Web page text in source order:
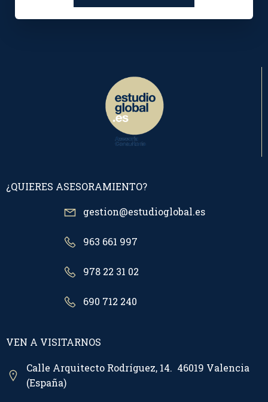
¿QUIERES ASESORAMIENTO?
gestion@estudioglobal.es
963 661 997
978 22 31 02
690 712 240
VEN A VISITARNOS
Calle Arquitecto Rodríguez, 14. 46019 Valencia
(España)